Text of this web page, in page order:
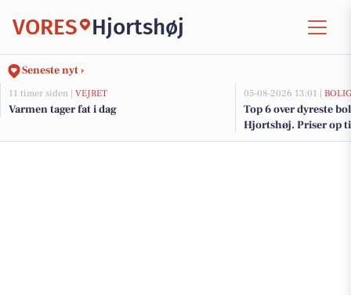
VORES Hjortshøj
Seneste nyt ›
11 timer siden | VEJRET
Varmen tager fat i dag
05-08-2026 13:01 |
Top 6 over dyreste
Hjortshøj. Priser op